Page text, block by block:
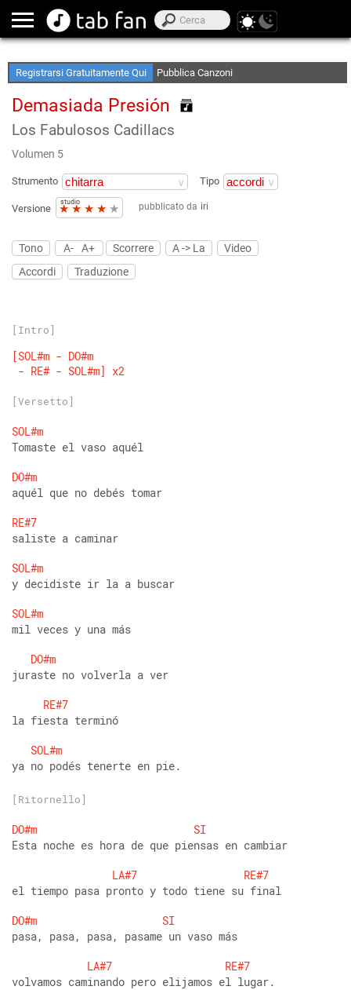
Registrarsi Gratuitamente Qui Pubblica Canzoni
Demasiada Presión
Los Fabulosos Cadillacs
Volumen 5
Strumento Tipo
Versione
studio
★★ ★ ★ ★ pubblicato da iri
Tono A- A+ Scorrere A -> La
Video
Accordi
Traduzione
[Intro]
[SOL#m - DO#m
- RE# - SOL#m] x2
[Versetto]
SOL#m
Tomaste el vaso aquél
DO#m
aquél que no debés tomar
RE#7
saliste a caminar
SOL#m
y decidiste ir la a buscar
SOL#m
mil veces y una más
DO#m
juraste no volverla a ver
RE#7
la fiesta terminó
SOL#m
ya no podés tenerte en pie.
[Ritornello]
DO#m
SI
Esta noche es hora de que piensas en cambiar
LA#7
RE#7
el tiempo pasa pronto y todo tiene su final
DO#m
SI
pasa, pasa, pasa, pasame un vaso más
LA#7
RE#7
volvamos caminando pero elijamos el lugar.